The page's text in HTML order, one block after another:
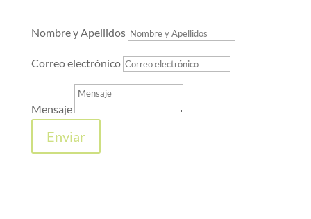
Nombre y Apellidos
Correo electrónico
Mensaje
Enviar